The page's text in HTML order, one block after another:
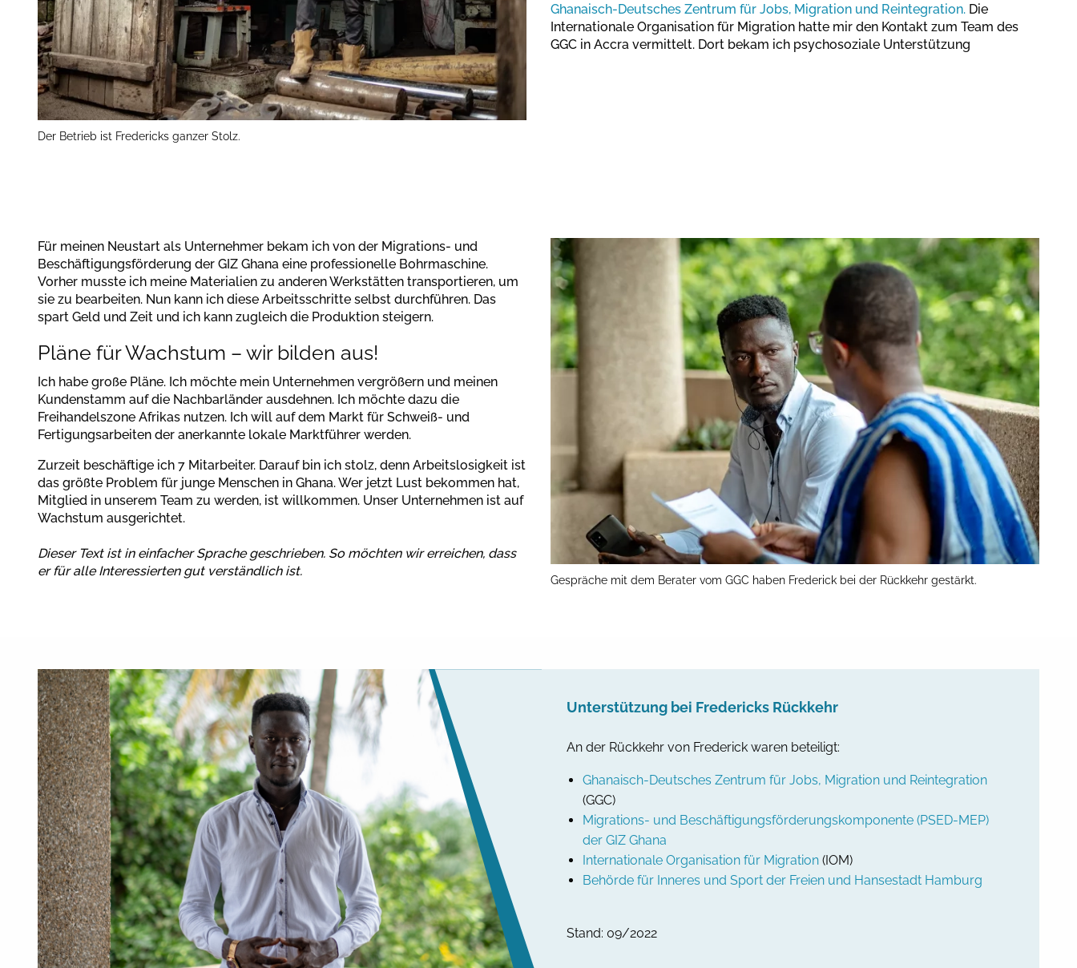
Der Betrieb ist Fredericks ganzer Stolz.
Ghanaisch-Deutsches Zentrum für Jobs, Migration und Reintegration. Die
Internationale Organisation für Migration hatte mir den Kontakt zum Team des
GGC in Accra vermittelt. Dort bekam ich psychosoziale Unterstützung
Gespräche mit dem Berater vom GGC haben Frederick bei der Rückkehr gestärkt.
Für meinen Neustart als Unternehmer bekam ich von der Migrations- und
Beschäftigungsförderung der GIZ Ghana eine professionelle Bohrmaschine.
Vorher musste ich meine Materialien zu anderen Werkstätten transportieren, um
sie zu bearbeiten. Nun kann ich diese Arbeitsschritte selbst durchführen. Das
spart Geld und Zeit und ich kann zugleich die Produktion steigern.
Pläne für Wachstum – wir bilden aus!
Ich habe große Pläne. Ich möchte mein Unternehmen vergrößern und meinen
Kundenstamm auf die Nachbarländer ausdehnen. Ich möchte dazu die
Freihandelszone Afrikas nutzen. Ich will auf dem Markt für Schweiß- und
Fertigungsarbeiten der anerkannte lokale Marktführer werden.
Zurzeit beschäftige ich 7 Mitarbeiter. Darauf bin ich stolz, denn Arbeitslosigkeit ist
das größte Problem für junge Menschen in Ghana. Wer jetzt Lust bekommen hat,
Mitglied in unserem Team zu werden, ist willkommen. Unser Unternehmen ist auf
Wachstum ausgerichtet.
Dieser Text ist in einfacher Sprache geschrieben. So möchten wir erreichen, dass
er für alle Interessierten gut verständlich ist.
Unterstützung bei Fredericks Rückkehr
An der Rückkehr von Frederick waren beteiligt:
Ghanaisch-Deutsches Zentrum für Jobs, Migration und Reintegration
(GGC)
Migrations- und Beschäftigungsförderungskomponente (PSED-MEP)
der GIZ Ghana
Internationale Organisation für Migration (IOM)
Behörde für Inneres und Sport der Freien und Hansestadt Hamburg
Stand: 09/2022